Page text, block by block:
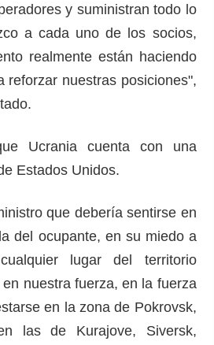
y suministran todo lo
a cada uno de los socios,
realmente están haciendo
reforzar nuestras posiciones",
Ucrania cuenta con una
Estados Unidos.
que debería sentirse en
del ocupante, en su miedo a
lugar del territorio
nuestra fuerza, en la fuerza
en la zona de Pokrovsk,
las de Kurajove, Siversk,